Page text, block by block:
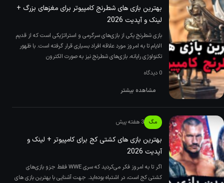
بهترین بازی های شطرنج کامپیوتر برای مغزهای بزرگ +
لینک و آپدیت 2026
بازی شطرنج یکی از بازی‌های سرگرمی و استراتژیکی است که از قدیم
الایام تا به امروز مورد علاقه افراد بسیاری قرار گرفته است. با ظهور
تکنولوژی رایانه، بازی‌های شطرنج نیز به صورت الکترون
0 دیدگاه
مشاهده بیشتر
مگ 3 هفته پیش
بهترین بازی های کشتی کج برای کامپیوتر + لینک و
آپدیت 2026
اگر تا به امروز فکر می‌کردید که سری WWE فقط جزو بازی‌های
کشتی کج است، در اشتباه بوده‌اید. جهت آشنایی با بهترین بازی های